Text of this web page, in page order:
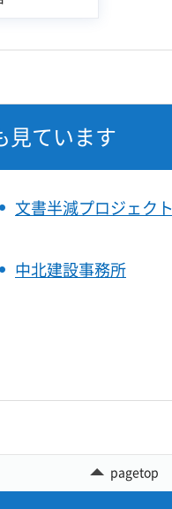
見ています
文書半減プロジェクト
中北建設事務所
pagetop